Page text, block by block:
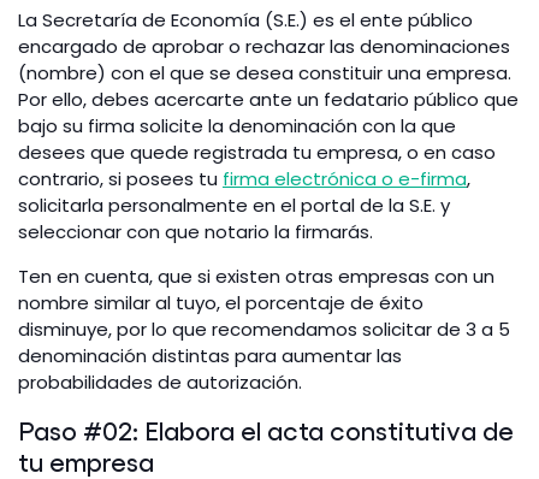
La Secretaría de Economía (S.E.) es el ente público
encargado de aprobar o rechazar las denominaciones
(nombre) con el que se desea constituir una empresa.
Por ello, debes acercarte ante un fedatario público que
bajo su firma solicite la denominación con la que
desees que quede registrada tu empresa, o en caso
contrario, si posees tu firma electrónica o e-firma,
solicitarla personalmente en el portal de la S.E. y
seleccionar con que notario la firmarás.
Ten en cuenta, que si existen otras empresas con un
nombre similar al tuyo, el porcentaje de éxito
disminuye, por lo que recomendamos solicitar de 3 a 5
denominación distintas para aumentar las
probabilidades de autorización.
Paso #02: Elabora el acta constitutiva de
tu empresa